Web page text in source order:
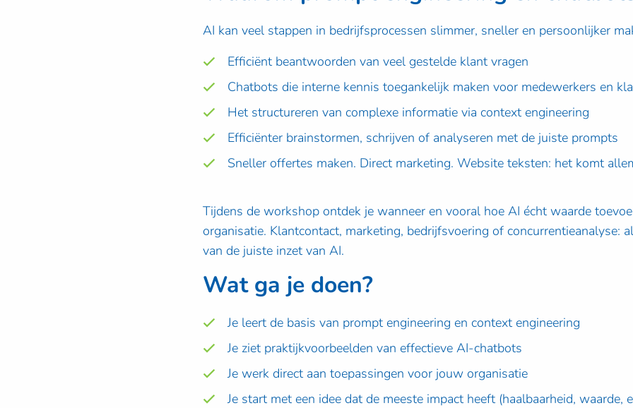
AI kan veel stappen in bedrijfsprocessen slimmer, sneller en persoonlijker
Efficiënt beantwoorden van veel gestelde klant vragen
Chatbots die interne kennis toegankelijk maken voor medewerkers en
Het structureren van complexe informatie via context engineering
Efficiënter brainstormen, schrijven of analyseren met de juiste prompts
Sneller offertes maken. Direct marketing. Website teksten: het komt
Tijdens de workshop ontdek je wanneer en vooral hoe AI écht waarde
organisatie. Klantcontact, marketing, bedrijfsvoering of concurrentieanalyse:
van de juiste inzet van AI.
Wat ga je doen?
Je leert de basis van prompt engineering en context engineering
Je ziet praktijkvoorbeelden van effectieve AI-chatbots
Je werk direct aan toepassingen voor jouw organisatie
Je start met een idee dat de meeste impact heeft (haalbaarheid, waarde,